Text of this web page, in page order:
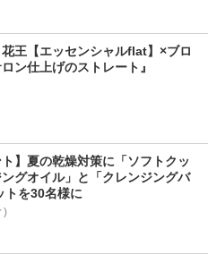
王【エッセンシャルflat】×ブロ
ン仕上げのストレート』
ト】夏の乾燥対策に「ソフトクッ
グオイル」と「クレンジングバ
トを30名様に
)